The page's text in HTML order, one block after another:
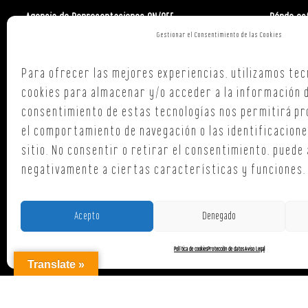
Gestionar el Consentimiento de las Cookies
Para ofrecer las mejores experiencias, utilizamos
cookies para almacenar y/o acceder a la información
consentimiento de estas tecnologías nos permitirá
el comportamiento de navegación o las
sitio. No consentir o retirar el consentimiento,
negativamente a ciertas características y funciones.
Acepto Denegado
Política de cookiesProtección de datosAviso Legal
Agencia de Representaciones ON/OFF Dónde
A Coruña
T. +34 654
Translate »